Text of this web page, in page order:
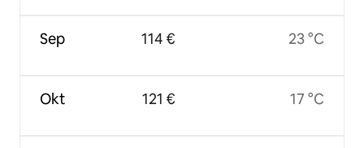
Sep
Okt
114 €
121 €
23 °C
17 °C